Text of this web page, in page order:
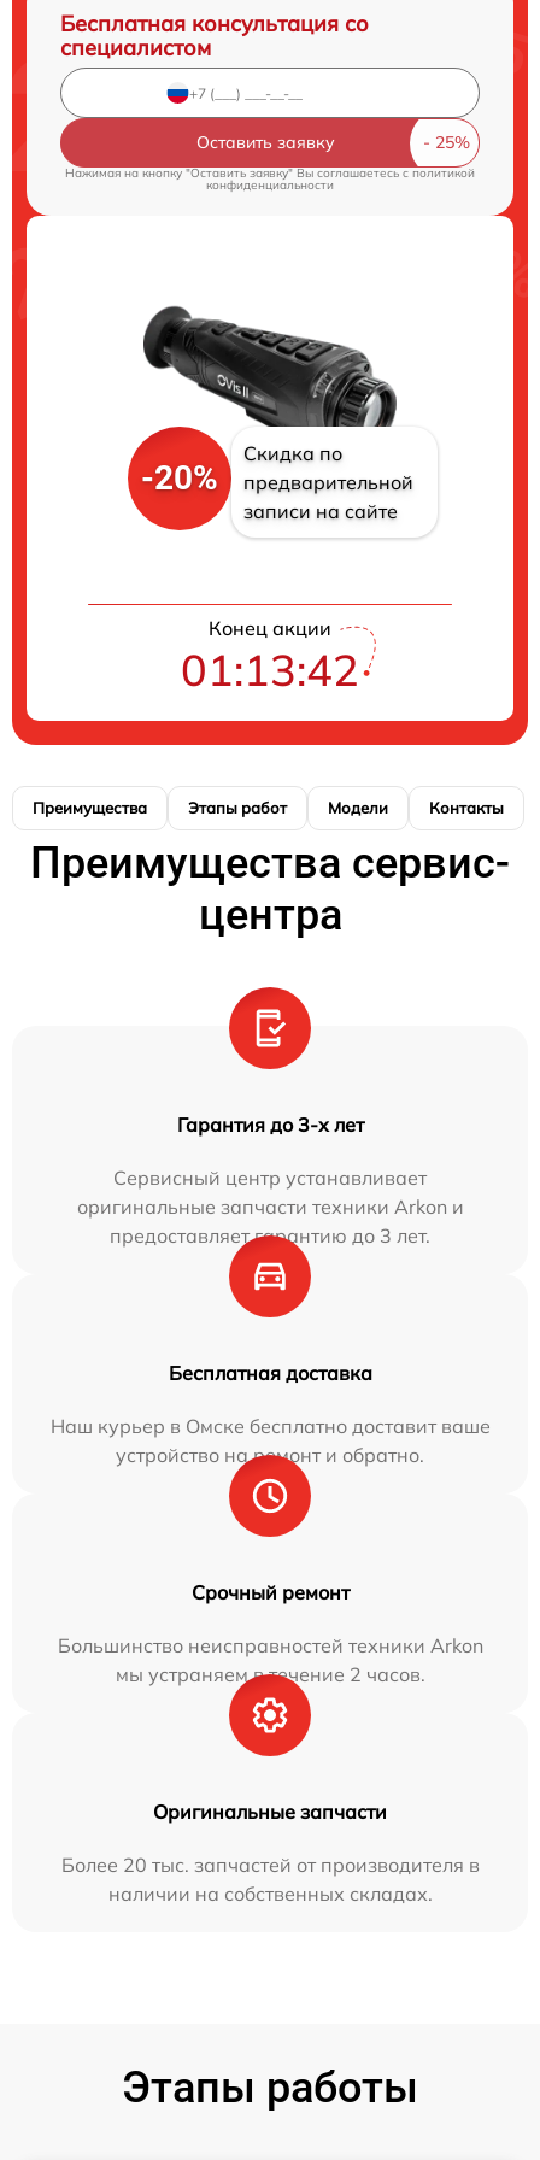
Бесплатная консультация со
специалистом
Оставить заявку
Нажимая на кнопку "Оставить заявку" Вы соглашаетесь c политикой
конфиденциальности
-20%
Скидка по
предварительной
записи на сайте
Конец акции
01:13:42
Преимущества Этапы работ Модели Контакты
Преимущества сервис-
центра
Гарантия до 3-х лет
Сервисный центр устанавливает
оригинальные запчасти техники Arkon и
предоставляет гарантию до 3 лет.
Бесплатная доставка
Наш курьер в Омске бесплатно доставит ваше
устройство на ремонт и обратно.
Срочный ремонт
Большинство неисправностей техники Arkon
мы устраняем в течение 2 часов.
Оригинальные запчасти
Более 20 тыс. запчастей от производителя в
наличии на собственных складах.
Этапы работы